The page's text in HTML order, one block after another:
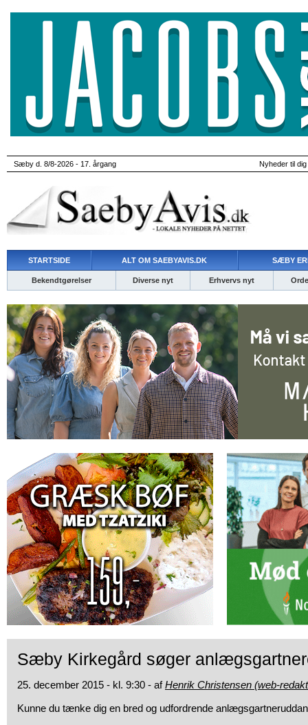
Sæby d. 8/8-2026 - 17. årgang Nyheder til
STARTSIDE ALT OM SAEBYAVIS.DK SÆBY
Bekendtgørelser Diverse nyt Erhvervs nyt
Sæby Kirkegård søger
25. december 2015 - kl. 9:30 - afHenrik Christensen (web-
Kunne du tænke dig en bred og udfordrende